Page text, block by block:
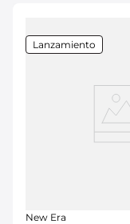
Lanzamiento
New Era